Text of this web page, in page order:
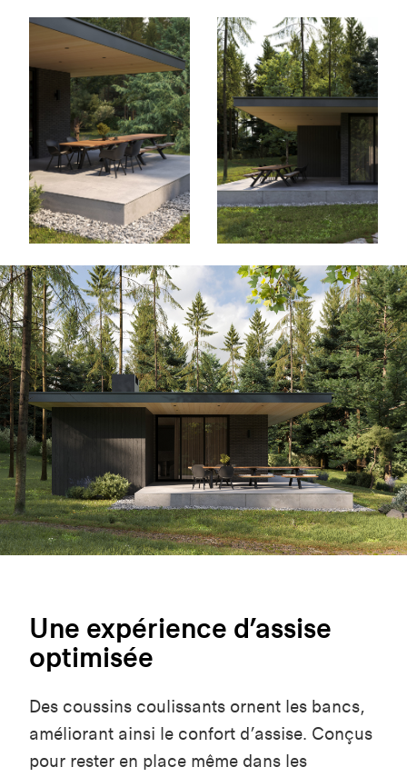
Une expérience d’assise
optimisée
Des coussins coulissants ornent les bancs,
améliorant ainsi le confort d’assise. Conçus
pour rester en place même dans les